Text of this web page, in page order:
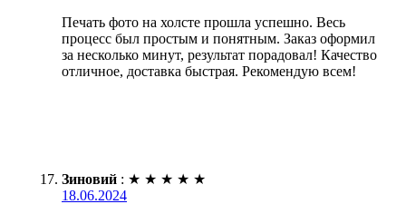
Печать фото на холсте прошла успешно. Весь
процесс был простым и понятным. Заказ оформил
за несколько минут, результат порадовал! Качество
отличное, доставка быстрая. Рекомендую всем!
Зиновий : ★ ★ ★ ★ ★
18.06.2024